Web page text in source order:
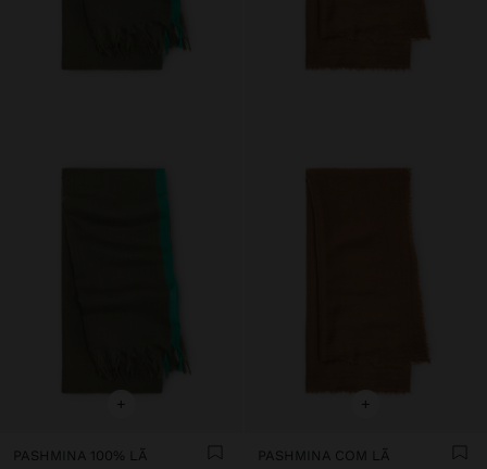
+
PASHMINA 100% LÃ
+
PASHMINA COM LÃ